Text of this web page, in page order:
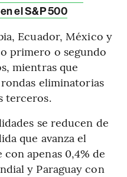
el S&P 500
Ecuador, México y
primero o segundo
mientras que
eliminatorias
terceros.
se reducen de
que avanza el
apenas 0,4% de
y Paraguay con